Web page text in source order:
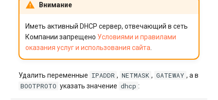
Внимание
Иметь активный DHCP сервер, отвечающий в сеть
Компании запрещено Условиями и правилами
оказания услуг и использования сайта
Удалить переменные IPADDR , NETMASK , GATEWAY , а в
BOOTPROTO указать значение dhcp :